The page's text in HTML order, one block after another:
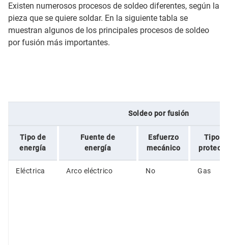
Existen numerosos procesos de soldeo diferentes, según la
pieza que se quiere soldar. En la siguiente tabla se
muestran algunos de los principales procesos de soldeo
por fusión más importantes.
Soldeo por fusión
Tipo de
energía
Fuente de
energía
Esfuerzo
mecánico
Tipo
Eléctrica Arco eléctrico No Gas